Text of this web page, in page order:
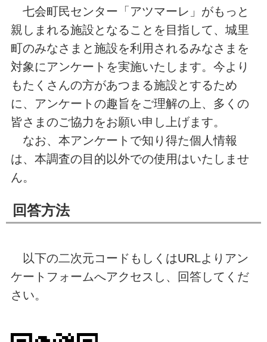
七会町民センター「アツマーレ」がもっと
親しまれる施設となることを目指して、城里
町のみなさまと施設を利用されるみなさまを
対象にアンケートを実施いたします。今より
もたくさんの方があつまる施設とするため
に、アンケートの趣旨をご理解の上、多くの
皆さまのご協力をお願い申し上げます。
なお、本アンケートで知り得た個人情報
は、本調査の目的以外での使用はいたしませ
ん。
回答方法
以下の二次元コードもしくはURLよりアン
ケートフォームへアクセスし、回答してくだ
さい。